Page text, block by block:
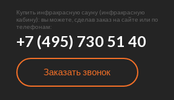
Купить инфракрасную сауну (инфракрасную
кабину): вы можете, сделав заказ на сайте или по
телефонам:
+7 (495) 730 51 40
Заказать звонок